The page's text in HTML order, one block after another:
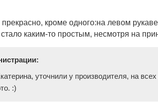
кроме одного:на левом
каким-то простым, несмотря на
уточнили у производителя, на
:)